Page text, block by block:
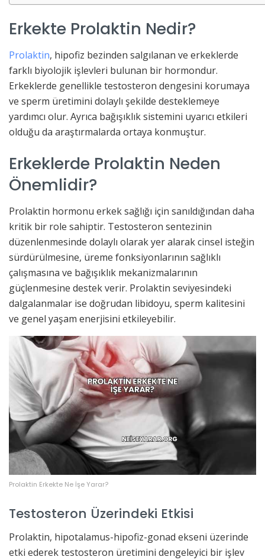
Erkekte Prolaktin Nedir?
Prolaktin, hipofiz bezinden salgılanan ve erkeklerde
farklı biyolojik işlevleri bulunan bir hormondur.
Erkeklerde genellikle testosteron dengesini korumaya
ve sperm üretimini dolaylı şekilde desteklemeye
yardımcı olur. Ayrıca bağışıklık sistemini uyarıcı etkileri
olduğu da araştırmalarda ortaya konmuştur.
Erkeklerde Prolaktin Neden
Önemlidir?
Prolaktin hormonu erkek sağlığı için sanıldığından daha
kritik bir role sahiptir. Testosteron sentezinin
düzenlenmesinde dolaylı olarak yer alarak cinsel isteğin
sürdürülmesine, üreme fonksiyonlarının sağlıklı
çalışmasına ve bağışıklık mekanizmalarının
güçlenmesine destek verir. Prolaktin seviyesindeki
dalgalanmalar ise doğrudan libidoyu, sperm kalitesini
ve genel yaşam enerjisini etkileyebilir.
Prolaktin Erkekte Ne İşe Yarar?
Testosteron Üzerindeki Etkisi
Prolaktin, hipotalamus-hipofiz-gonad ekseni üzerinde
etki ederek testosteron üretimini dengeleyici bir işlev